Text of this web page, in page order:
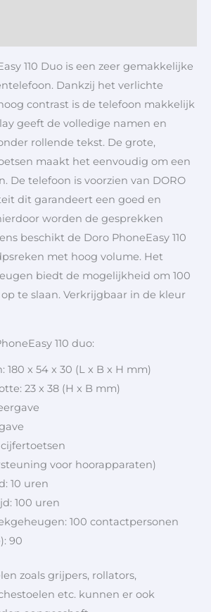
110 Duo is een zeer gemakkelijke
Dankzij het verlichte
contrast is de telefoon makkelijk
geeft de volledige namen en
rollende tekst. De grote,
maakt het eenvoudig om een
De telefoon is voorzien van DORO
dit garandeert een goed en
worden de gesprekken
beschikt de Doro PhoneEasy 110
met hoog volume. Het
biedt de mogelijkheid om 100
te slaan. Verkrijgbaar in de kleur
110 duo:
180 x 54 x 30 (L x B x H mm)
23 x 38 (H x B mm)
voor hoorapparaten)
10 uren
100 uren
100 contactpersonen
90
zoals grijpers, rollators,
etc. kunnen er ook